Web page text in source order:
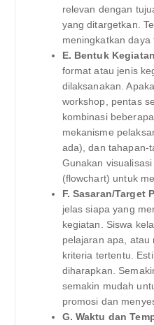
relevan dengan
yang ditargetkan.
meningkatkan daya
E. Bentuk
format atau jenis
dilaksanakan.
workshop, pentas
kombinasi
mekanisme
ada), dan tahapan-
Gunakan
(flowchart) untuk
F. Sasaran/Target
jelas siapa yang
kegiatan. Siswa
pelajaran apa, atau
kriteria tertentu.
diharapkan.
semakin mudah
promosi dan
G. Waktu dan